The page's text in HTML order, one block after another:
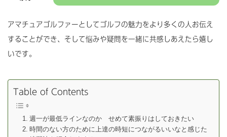
アマチュアゴルファーとしてゴルフの魅力をより多くの人お伝え
することができ、そして悩みや疑問を一緒に共感しあえたら嬉し
いです。
Table of Contents
週一が最低ラインなのか せめて素振りはしておきたい
時間のない方のために上達の時短につながるいいなと感じた